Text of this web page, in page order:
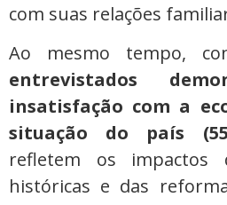
com suas relações
Ao mesmo tempo,
entrevistados
insatisfação com a
situação do país
refletem os impactos
históricas e das